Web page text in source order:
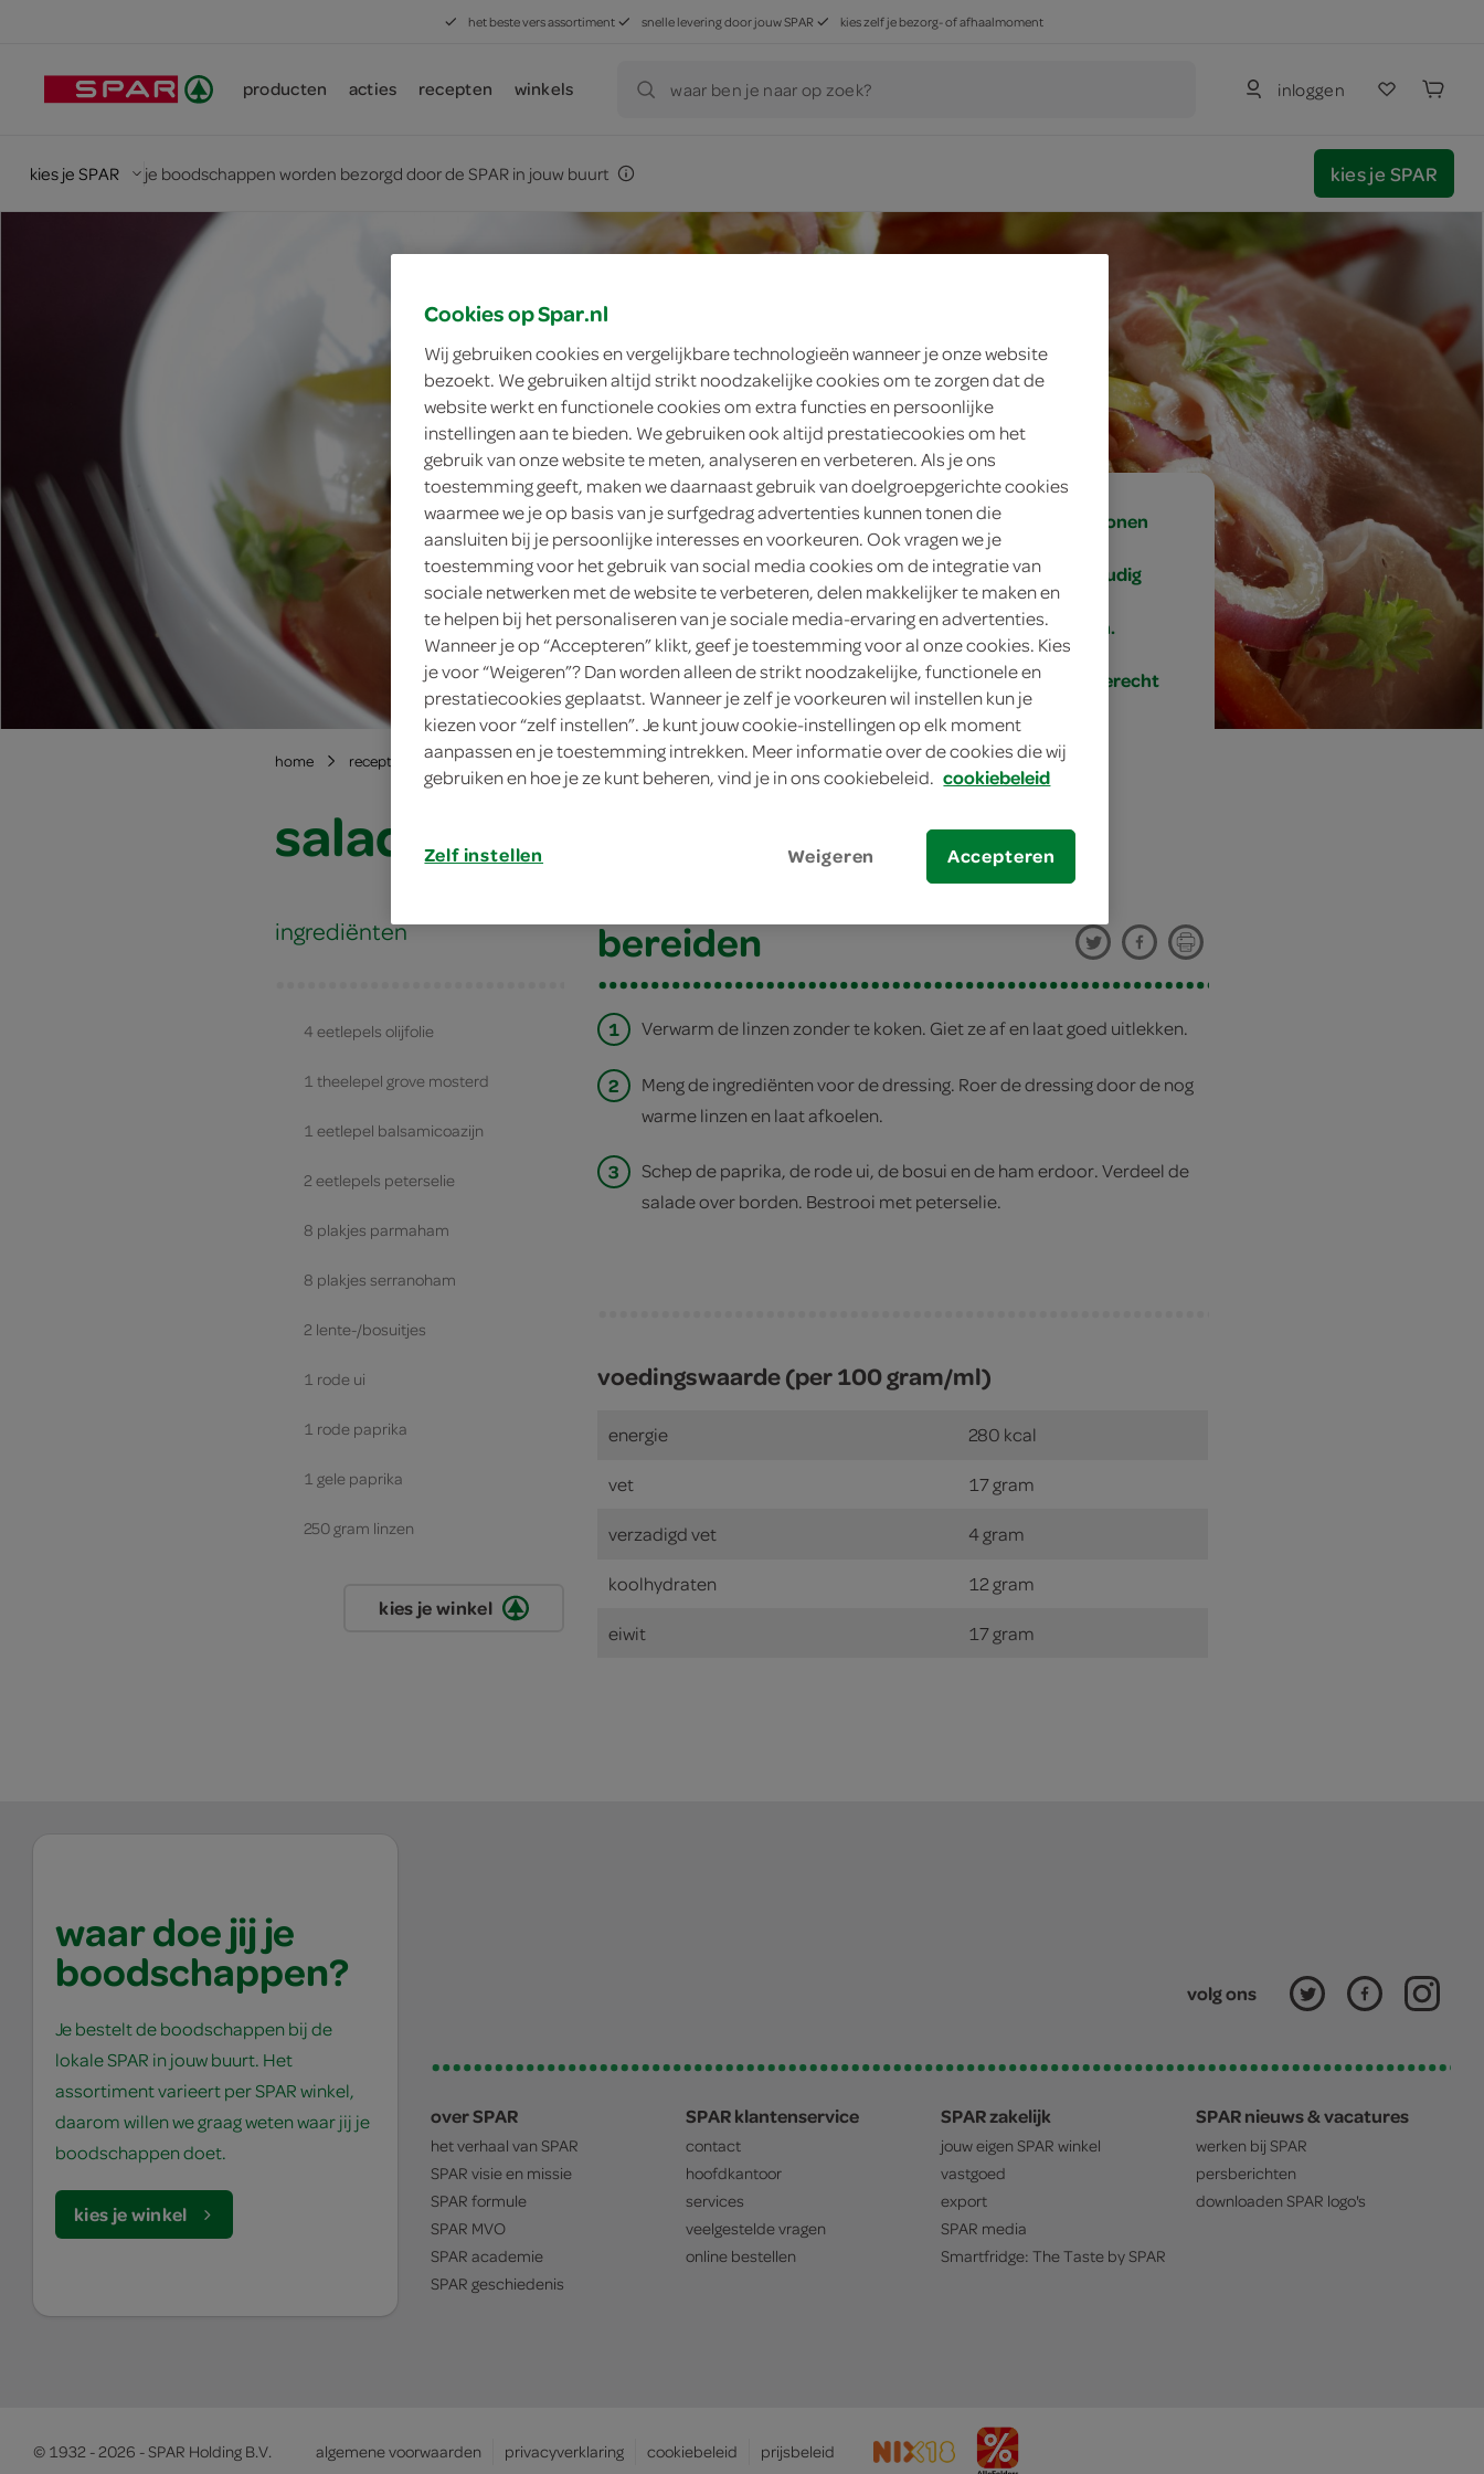
het beste vers assortiment snelle levering door jouw SPAR kies zelf je bezorg- of afhaalmoment
producten acties recepten winkels waar ben je naar op zoek? inloggen
kies je SPAR je boodschappen worden bezorgd door de SPAR in jouw buurt kies je SPAR
4 personen
eenvoudig
20 min.
voorgerecht
home recepten salade met linzen en rauwe ham
salade met linzen en rauwe ham
ingrediënten
4 eetlepels olijfolie
1 theelepel grove mosterd
1 eetlepel balsamicoazijn
2 eetlepels peterselie
8 plakjes parmaham
8 plakjes serranoham
2 lente-/bosuitjes
1 rode ui
1 rode paprika
1 gele paprika
250 gram linzen
kies je winkel
bereiden
1 Verwarm de linzen zonder te koken. Giet ze af en laat goed uitlekken.
2
Meng de ingrediënten voor de dressing. Roer de dressing door de nog
warme linzen en laat afkoelen.
3
Schep de paprika, de rode ui, de bosui en de ham erdoor. Verdeel de
salade over borden. Bestrooi met peterselie.
voedingswaarde (per 100 gram/ml)
energie 280 kcal
vet 17 gram
verzadigd vet 4 gram
koolhydraten 12 gram
eiwit 17 gram
waar doe jij je
boodschappen?
Je bestelt de boodschappen bij de
lokale SPAR in jouw buurt. Het
assortiment varieert per SPAR winkel,
daarom willen we graag weten waar jij je
boodschappen doet.
kies je winkel
volg ons
over SPAR
het verhaal van SPAR
SPAR visie en missie
SPAR formule
SPAR MVO
SPAR academie
SPAR geschiedenis
SPAR klantenservice
contact
hoofdkantoor
services
veelgestelde vragen
online bestellen
SPAR zakelijk
jouw eigen SPAR winkel
vastgoed
export
SPAR media
Smartfridge: The Taste bySPAR
SPAR nieuws & vacatures
werken bij SPAR
persberichten
downloaden SPAR logo's
© 1932 - 2026 - SPAR Holding B.V. algemene voorwaarden privacyverklaring cookiebeleid prijsbeleid
Cookies op Spar.nl
Wij gebruiken cookies en vergelijkbare technologieën wanneer je onze website
bezoekt. We gebruiken altijd strikt noodzakelijke cookies om te zorgen dat de
website werkt en functionele cookies om extra functies en persoonlijke
instellingen aan te bieden. We gebruiken ook altijd prestatiecookies om het
gebruik van onze website te meten, analyseren en verbeteren. Als je ons
toestemming geeft, maken we daarnaast gebruik van doelgroepgerichte cookies
waarmee we je op basis van je surfgedrag advertenties kunnen tonen die
aansluiten bij je persoonlijke interesses en voorkeuren. Ook vragen we je
toestemming voor het gebruik van social media cookies om de integratie van
sociale netwerken met de website te verbeteren, delen makkelijker te maken en
te helpen bij het personaliseren van je sociale media-ervaring en advertenties.
Wanneer je op “Accepteren” klikt, geef je toestemming voor al onze cookies. Kies
je voor “Weigeren”? Dan worden alleen de strikt noodzakelijke, functionele en
prestatiecookies geplaatst. Wanneer je zelf je voorkeuren wil instellen kun je
kiezen voor “zelf instellen”. Je kunt jouw cookie-instellingen op elk moment
aanpassen en je toestemming intrekken. Meer informatie over de cookies die wij
gebruiken en hoe je ze kunt beheren, vind je in ons cookiebeleid. cookiebeleid
Zelf instellen Weigeren Accepteren